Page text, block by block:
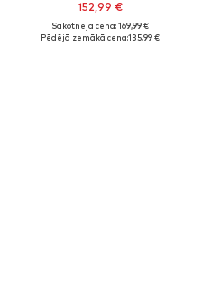
152,99 €
Sākotnējā cena: 169,99 €
Pēdējā zemākā cena:135,99 €